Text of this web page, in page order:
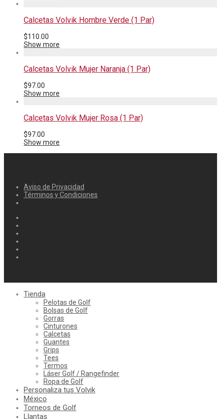
Calcetas Volvik Hombre Verde (1 Par)
$110.00
Show more
Calcetas Volvik Mujer Naranja (1 Par)
$97.00
Show more
Calcetas Volvik Mujer Rosa (1 Par)
$97.00
Show more
Aviso de Privacidad
Términos y Condiciones
Tienda
Pelotas de Golf
Bolsas de Golf
Gorras
Cinturones
Calcetas
Guantes
Grips
Tees
Termos
Láser Golf / Rangefinder
Ropa de Golf
Personaliza tus Volvik
México
Torneos de Golf
Llantas